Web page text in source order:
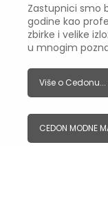
Zastupnici smo
godine kao
zbirke i velike
u mnogim
Više o Cedonu...
CEDON MODNE